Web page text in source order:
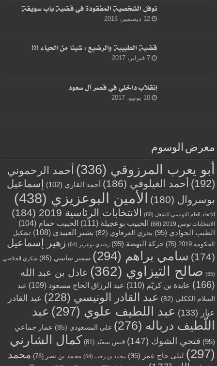
نوفل الشخصية المفقودة في قضية باب سويقة
12 ديسمبر، 2016
قضية الطبيبة والرضيع : شيئا من الحياء !!!
7 فبراير، 2017
إنقلاب داخلي في قصر آل سعود
10 يونيو، 2017
معرض الوسوم
أبو يعرب المرزوقي (336)
أحمد الرحموني
(192)
أحمد الغيلوفي (186) أحمد القاري (102)
إسماعيل
بوسروال (180) الأمين البوعزيزي (438)
الاتحاد العام التونسي للشغل (60) الانتخابات الرئاسية 2019 (184)
الانتخابات تونس 2019 (68) الحبيب بوعجيلة (111) الحبيب حمام (104)
الطيب الجوادي (95) بحري العرفاوي (82) بشير العبيدي (108)
تشكيل
الحكومة 2019
(75) حركة النهضة (99) رشدي بوعزيز (64)
زهير إسماعيل
(174)
سامي براهم (294) سمير ساسي (85) شكري الجلاصي
(65) صالح التيزاوي (362)
عادل بن عبد الله
(166)
عايدة بن كريّم (110) عبد الرزاق الحاج مسعود (109)
عبد
السلام الككلي (82) عبد القادر الونيسي (228)
عبد القادر
عبار (133) عبد اللطيف علوي (297)
عبد
اللّطيف درباله (276) علي المسعودي (85)
عمار جماعي
(95)
فتحي الشوك (147) قيس سعيّد (81)
كمال الشارني
(297)
ليلى حاج عمر (95) محمد بن رجب (64) محمد بن نصر (76)
محمد